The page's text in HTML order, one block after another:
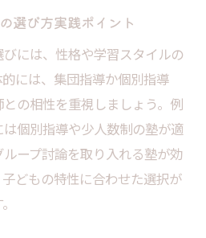
選び方実践ポイント
には、性格や学習スタイルの
には、集団指導か個別指導
の相性を重視しましょう。例
個別指導や少人数制の塾が適
ープ討論を取り入れる塾が効
どもの特性に合わせた選択が